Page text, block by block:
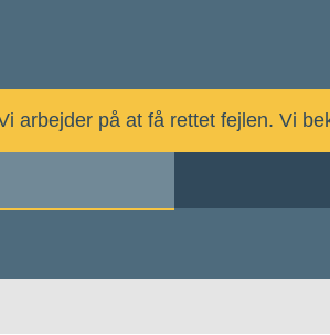
arbejder på at få rettet fejlen. Vi